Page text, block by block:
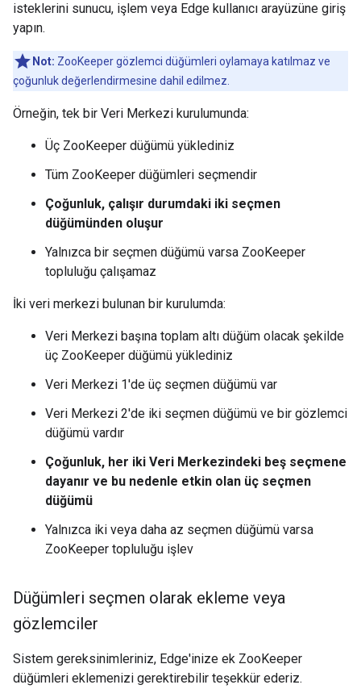
isteklerini sunucu, işlem veya Edge kullanıcı arayüzüne giriş
yapın.
Not: ZooKeeper gözlemci düğümleri oylamaya katılmaz ve
çoğunluk değerlendirmesine dahil edilmez.
Örneğin, tek bir Veri Merkezi kurulumunda:
Üç ZooKeeper düğümü yüklediniz
Tüm ZooKeeper düğümleri seçmendir
Çoğunluk, çalışır durumdaki iki seçmen
düğümünden oluşur
Yalnızca bir seçmen düğümü varsa ZooKeeper
topluluğu çalışamaz
İki veri merkezi bulunan bir kurulumda:
Veri Merkezi başına toplam altı düğüm olacak şekilde
üç ZooKeeper düğümü yüklediniz
Veri Merkezi 1'de üç seçmen düğümü var
Veri Merkezi 2'de iki seçmen düğümü ve bir gözlemci
düğümü vardır
Çoğunluk, her iki Veri Merkezindeki beş seçmene
dayanır ve bu nedenle etkin olan üç seçmen
düğümü
Yalnızca iki veya daha az seçmen düğümü varsa
ZooKeeper topluluğu işlev
Düğümleri seçmen olarak ekleme veya
gözlemciler
Sistem gereksinimleriniz, Edge'inize ek ZooKeeper
düğümleri eklemenizi gerektirebilir teşekkür ederiz.